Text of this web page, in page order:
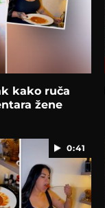
kako ruča
žene
0:41